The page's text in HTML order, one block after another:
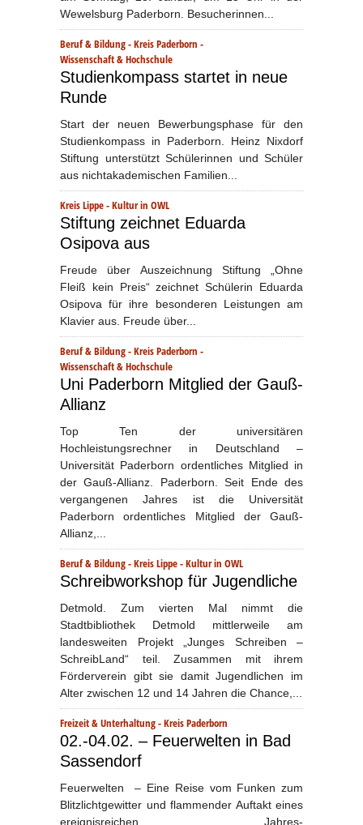
Wewelsburg Paderborn. Besucherinnen...
Beruf & Bildung-Kreis Paderborn -
Wissenschaft & Hochschule
Studienkompass startet in neue
Runde
Start der neuen Bewerbungsphase für den
Studienkompass in Paderborn. Heinz Nixdorf
Stiftung unterstützt Schülerinnen und Schüler
aus nichtakademischen Familien...
Kreis Lippe-Kultur in OWL
Stiftung zeichnet Eduarda
Osipova aus
Freude über Auszeichnung Stiftung „Ohne
Fleiß kein Preis“ zeichnet Schülerin Eduarda
Osipova für ihre besonderen Leistungen am
Klavier aus. Freude über...
Beruf & Bildung-Kreis Paderborn -
Wissenschaft & Hochschule
Uni Paderborn Mitglied der Gauß-
Allianz
Top Ten der universitären
Hochleistungsrechner in Deutschland –
Universität Paderborn ordentliches Mitglied in
der Gauß-Allianz. Paderborn. Seit Ende des
vergangenen Jahres ist die Universität
Paderborn ordentliches Mitglied der Gauß-
Allianz,...
Beruf & Bildung-Kreis Lippe-Kultur in OWL
Schreibworkshop für Jugendliche
Detmold. Zum vierten Mal nimmt die
Stadtbibliothek Detmold mittlerweile am
landesweiten Projekt „Junges Schreiben –
SchreibLand“ teil. Zusammen mit ihrem
Förderverein gibt sie damit Jugendlichen im
Alter zwischen 12 und 14 Jahren die Chance,...
Freizeit & Unterhaltung-Kreis Paderborn
02.-04.02. – Feuerwelten in Bad
Sassendorf
Feuerwelten – Eine Reise vom Funken zum
Blitzlichtgewitter und flammender Auftakt eines
ereignisreichen Jahres-